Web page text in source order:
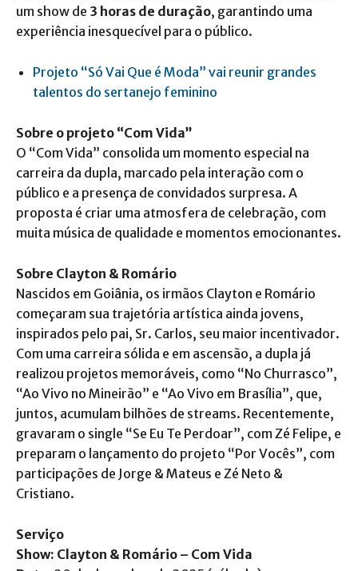
um show de 3 horas de duração, garantindo uma
experiência inesquecível para o público.
Projeto “Só Vai Que é Moda” vai reunir grandes
talentos do sertanejo feminino
Sobre o projeto “Com Vida”
O “Com Vida” consolida um momento especial na
carreira da dupla, marcado pela interação com o
público e a presença de convidados surpresa. A
proposta é criar uma atmosfera de celebração, com
muita música de qualidade e momentos emocionantes.
Sobre Clayton & Romário
Nascidos em Goiânia, os irmãos Clayton e Romário
começaram sua trajetória artística ainda jovens,
inspirados pelo pai, Sr. Carlos, seu maior incentivador.
Com uma carreira sólida e em ascensão, a dupla já
realizou projetos memoráveis, como “No Churrasco”,
“Ao Vivo no Mineirão” e “Ao Vivo em Brasília”, que,
juntos, acumulam bilhões de streams. Recentemente,
gravaram o single “Se Eu Te Perdoar”, com Zé Felipe, e
preparam o lançamento do projeto “Por Vocês”, com
participações de Jorge & Mateus e Zé Neto &
Cristiano.
Serviço
Show: Clayton & Romário – Com Vida